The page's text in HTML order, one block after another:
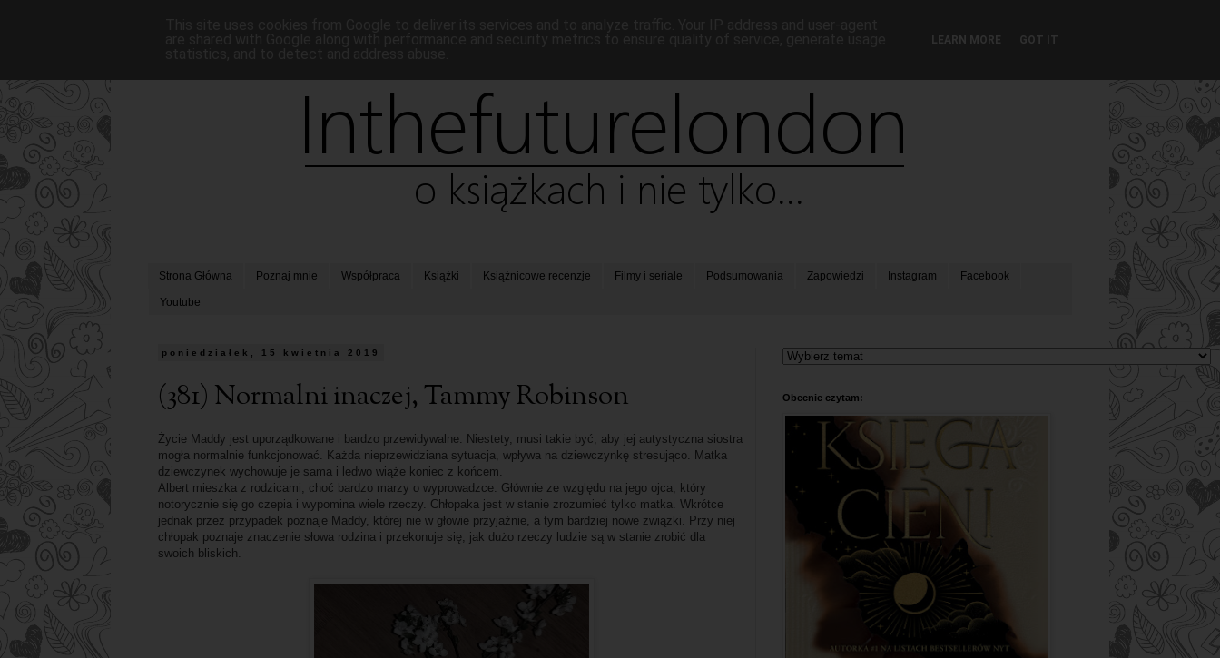
Strona Główna Poznaj mnie Współpraca Książki Książnicowe recenzje Filmy i seriale Podsumowania Zapowiedzi Instagram Facebook
Youtube
poniedziałek, 15 kwietnia 2019
(381) Normalni inaczej, Tammy Robinson
Życie Maddy jest uporządkowane i bardzo przewidywalne. Niestety, musi takie być, aby jej autystyczna siostra
mogła normalnie funkcjonować. Każda nieprzewidziana sytuacja, wpływa na dziewczynkę stresująco. Matka
dziewczynek wychowuje je sama i ledwo wiąże koniec z końcem.
Albert mieszka z rodzicami, choć bardzo marzy o wyprowadzce. Głównie ze względu na jego ojca, który
notorycznie się go czepia i wypomina wiele rzeczy. Chłopaka jest w stanie zrozumieć tylko matka. Wkrótce
jednak przez przypadek poznaje Maddy, której nie w głowie przyjaźnie, a tym bardziej nowe związki. Przy niej
chłopak poznaje znaczenie słowa rodzina i przekonuje się, jak dużo rzeczy ludzie są w stanie zrobić dla
swoich bliskich.
Obecnie czytam:
LEARN MORE GOT IT